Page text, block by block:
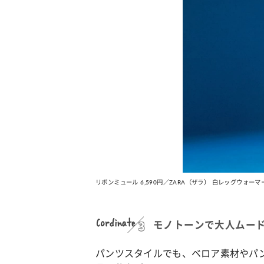
リボンミュール 6,590円／ZARA（ザラ） 白レッグウォー
Cordinate モノトーンで大人ムー
パンツスタイルでも、ベロア素材や